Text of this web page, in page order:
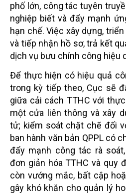
phố lớn, công tác tuyên
nghiệp biết và đẩy mạnh
hạn chế. Việc xây dựng,
và tiếp nhận hồ sơ, trả kết
dịch vụ bưu chính công hiệu
Để thực hiện có hiệu quả
trong kỳ tiếp theo, Cục sẽ
giữa cải cách TTHC với
một cửa liên thông và xây
tử; kiểm soát chặt chẽ đối
ban hành văn bản QPPL có
đẩy mạnh công tác rà
đơn giản hóa TTHC và quy
còn vướng mắc, bất cập
gây khó khăn cho quản lý